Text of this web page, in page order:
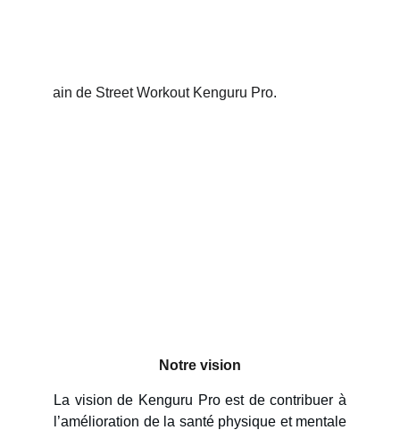
La vision de Kenguru Pro est de contribuer à
l’amélioration de la santé physique et mentale
Notre vision